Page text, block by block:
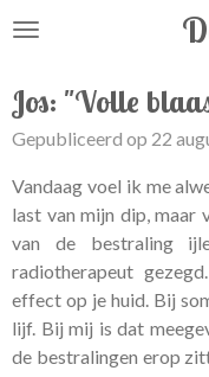
Ga
de
hoofdinhoud
Jos: "Volle
Gepubliceerd op 22
Vandaag voel ik me
last van mijn dip, maar
van de bestraling
radiotherapeut
effect op je huid. Bij
lijf. Bij mij is dat
de bestralingen erop